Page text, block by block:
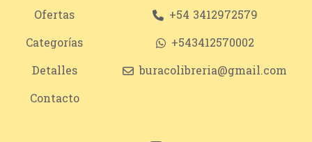
Ofertas
Categorías
Detalles
Contacto
+54 3412972579
+543412570002
buracolibreria@gmail.com